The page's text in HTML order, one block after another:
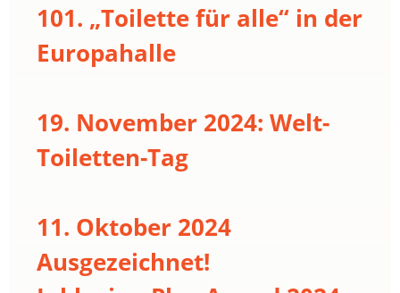
101. „Toilette für alle“ in der
Europahalle
19. November 2024: Welt-
Toiletten-Tag
11. Oktober 2024
Ausgezeichnet!